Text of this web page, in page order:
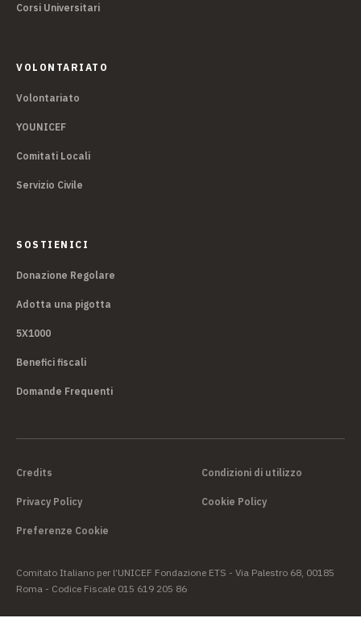
Corsi Universitari
VOLONTARIATO
Volontariato
YOUNICEF
Comitati Locali
Servizio Civile
SOSTIENICI
Donazione Regolare
Adotta una pigotta
5X1000
Benefici fiscali
Domande Frequenti
Credits Condizioni di utilizzo
Privacy Policy Cookie Policy
Preferenze Cookie
Comitato Italiano per l’UNICEF Fondazione ETS - Via Palestro 68, 00185
Roma - Codice Fiscale 015 619 205 86